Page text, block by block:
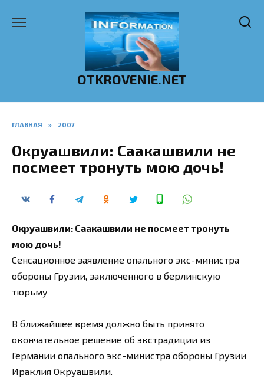
OTKROVENIE.NET
ГЛАВНАЯ » 2007
Окруашвили: Саакашвили не
посмеет тронуть мою дочь!
Окруашвили: Саакашвили не посмеет тронуть
мою дочь!
Сенсационное заявление опального экс-министра
обороны Грузии, заключенного в берлинскую
тюрьму
В ближайшее время должно быть принято
окончательное решение об экстрадиции из
Германии опального экс-министра обороны Грузии
Ираклия Окруашвили.